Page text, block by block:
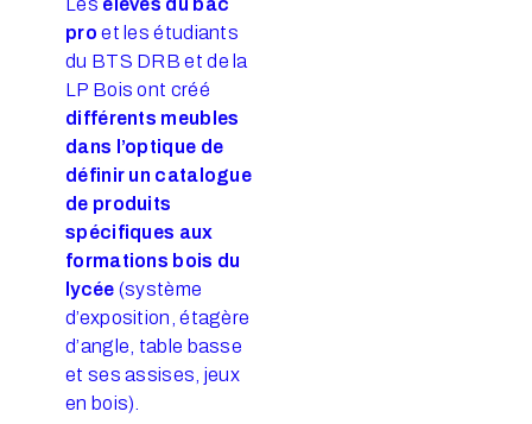
Les élèves du bac
pro et les étudiants
du BTS DRB et de la
LP Bois ont créé
différents meubles
dans l’optique de
définir un catalogue
de produits
spécifiques aux
formations bois du
lycée (système
d’exposition, étagère
d’angle, table basse
et ses assises, jeux
en bois).